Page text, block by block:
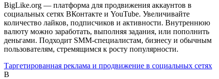
BigLike.org — платформа для продвижения аккаунтов в
социальных сетях ВКонтакте и YouTube. Увеличивайте
количество лайков, подписчиков и активности. Внутреннюю
валюту можно заработать, выполняя задания, или пополнить
деньгами. Подходит SMM-специалистам, бизнесу и обычным
пользователям, стремящимся к росту популярности.
Таргетированная реклама и продвижение в социальных сетях
B